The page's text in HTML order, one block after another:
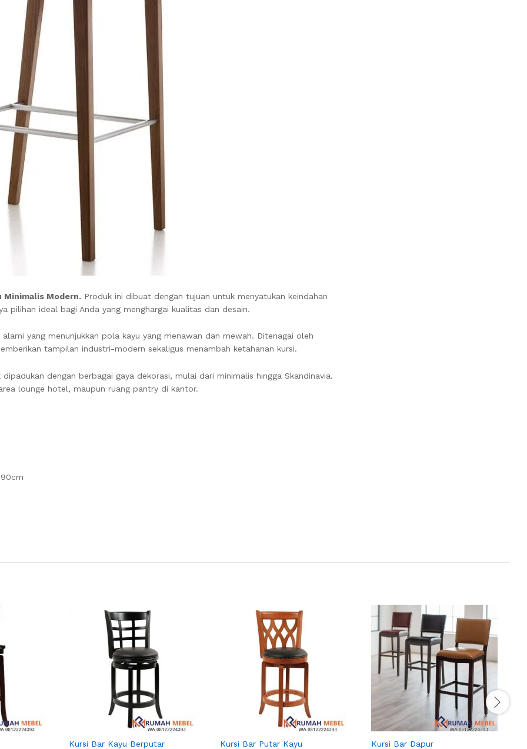
Minimalis Modern. Produk ini dibuat dengan tujuan untuk menyatukan keindahan
pilihan ideal bagi Anda yang menghargai kualitas dan desain.
yang menunjukkan pola kayu yang menawan dan mewah. Ditenagai oleh
tampilan industri-modern sekaligus menambah ketahanan kursi.
dengan berbagai gaya dekorasi, mulai dari minimalis hingga Skandinavia.
lounge hotel, maupun ruang pantry di kantor.
Kursi Bar Kayu Berputar
Kursi Bar Putar Kayu
Kursi Bar Dapur